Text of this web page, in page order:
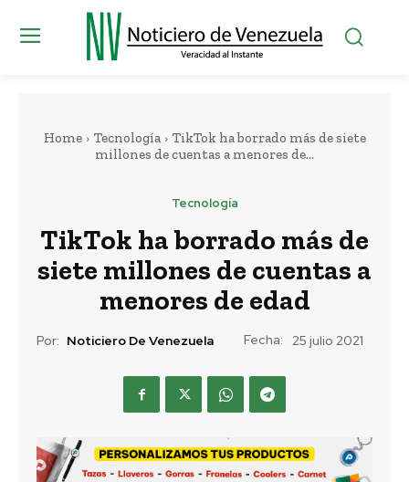
Home Tecnología
TikTok ha borrado más de siete
millones de cuentas a menores de...
Tecnología
TikTok ha borrado más de
siete millones de cuentas a
menores de edad
Por: Noticiero De Venezuela Fecha: 25 julio 2021